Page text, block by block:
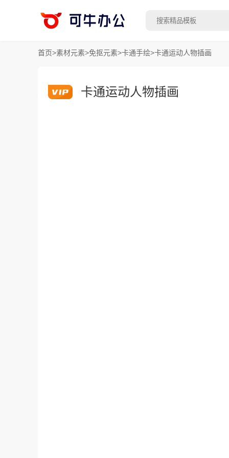
首页>素材元素>免抠元素>卡通手绘>卡通运动人物插画
卡通运动人物插画